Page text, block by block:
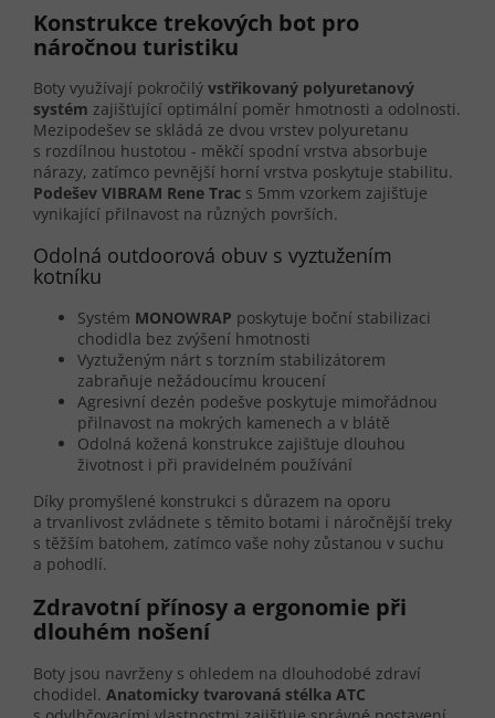
Konstrukce trekových bot pro
náročnou turistiku
Boty využívají pokročilý vstřikovaný polyuretanový
systém zajišťující optimální poměr hmotnosti a odolnosti.
Mezipodešev se skládá ze dvou vrstev polyuretanu
s rozdílnou hustotou - měkčí spodní vrstva absorbuje
nárazy, zatímco pevnější horní vrstva poskytuje stabilitu.
Podešev VIBRAM Rene Trac s 5mm vzorkem zajišťuje
vynikající přilnavost na různých površích.
Odolná outdoorová obuv s vyztužením
kotníku
Systém MONOWRAP poskytuje boční stabilizaci
chodidla bez zvýšení hmotnosti
Vyztuženým nárt s torzním stabilizátorem
zabraňuje nežádoucímu kroucení
Agresivní dezén podešve poskytuje mimořádnou
přilnavost na mokrých kamenech a v blátě
Odolná kožená konstrukce zajišťuje dlouhou
životnost i při pravidelném používání
Díky promyšlené konstrukci s důrazem na oporu
a trvanlivost zvládnete s těmito botami i náročnější treky
s těžším batohem, zatímco vaše nohy zůstanou v suchu
a pohodlí.
Zdravotní přínosy a ergonomie při
dlouhém nošení
Boty jsou navrženy s ohledem na dlouhodobé zdraví
chodidel. Anatomicky tvarovaná stélka ATC